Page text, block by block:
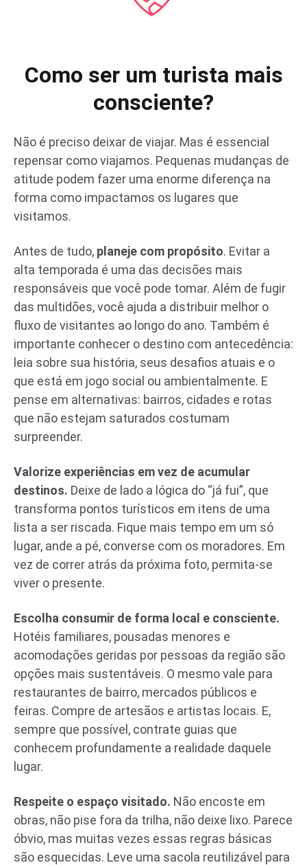
Como ser um turista mais
consciente?
Não é preciso deixar de viajar. Mas é essencial
repensar como viajamos. Pequenas mudanças de
atitude podem fazer uma enorme diferença na
forma como impactamos os lugares que
visitamos.
Antes de tudo, planeje com propósito. Evitar a
alta temporada é uma das decisões mais
responsáveis que você pode tomar. Além de fugir
das multidões, você ajuda a distribuir melhor o
fluxo de visitantes ao longo do ano. Também é
importante conhecer o destino com antecedência:
leia sobre sua história, seus desafios atuais e o
que está em jogo social ou ambientalmente. E
pense em alternativas: bairros, cidades e rotas
que não estejam saturados costumam
surpreender.
Valorize experiências em vez de acumular
destinos. Deixe de lado a lógica do “já fui”, que
transforma pontos turísticos em itens de uma
lista a ser riscada. Fique mais tempo em um só
lugar, ande a pé, converse com os moradores. Em
vez de correr atrás da próxima foto, permita-se
viver o presente.
Escolha consumir de forma local e consciente.
Hotéis familiares, pousadas menores e
acomodações geridas por pessoas da região são
opções mais sustentáveis. O mesmo vale para
restaurantes de bairro, mercados públicos e
feiras. Compre de artesãos e artistas locais. E,
sempre que possível, contrate guias que
conhecem profundamente a realidade daquele
lugar.
Respeite o espaço visitado. Não encoste em
obras, não pise fora da trilha, não deixe lixo. Parece
óbvio, mas muitas vezes essas regras básicas
são esquecidas. Leve uma sacola reutilizável para